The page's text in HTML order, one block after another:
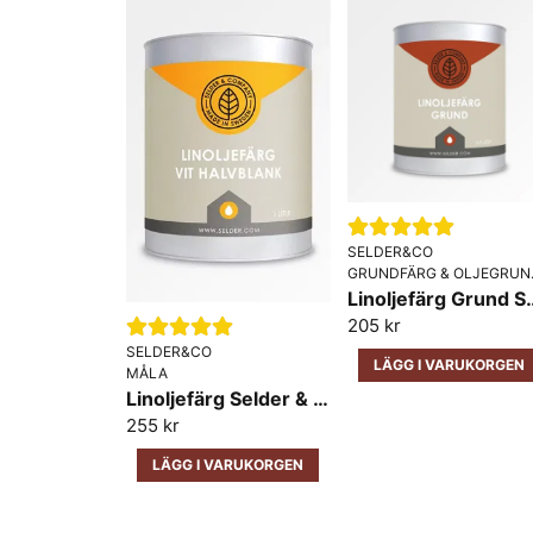
SELDER&CO
MÅLA
Linoljefärg Selder & Co Halvblank
255 kr
LÄGG I VARUKORGEN
SELDER&CO
205 kr
LÄGG I VARUKORGEN